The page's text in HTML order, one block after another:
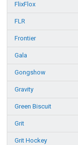
FlixFlox
FLR
Frontier
Gala
Gongshow
Gravity
Green Biscuit
Grit
Grit Hockey